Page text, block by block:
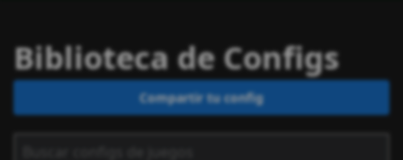
Biblioteca de Configs
Compartir tu config